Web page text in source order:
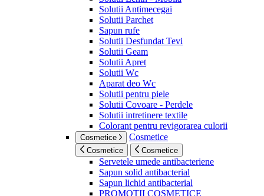
Solutii Antimecegai
Solutii Parchet
Sapun rufe
Solutii Desfundat Tevi
Solutii Geam
Solutii Apret
Solutii Wc
Aparat deo Wc
Solutii pentru piele
Solutii Covoare - Perdele
Solutii intretinere textile
Colorant pentru revigorarea culorii
Cosmetice Cosmetice
Cosmetice Cosmetice
Servetele umede antibacteriene
Sapun solid antibacterial
Sapun lichid antibacterial
PROMOTII COSMETICE